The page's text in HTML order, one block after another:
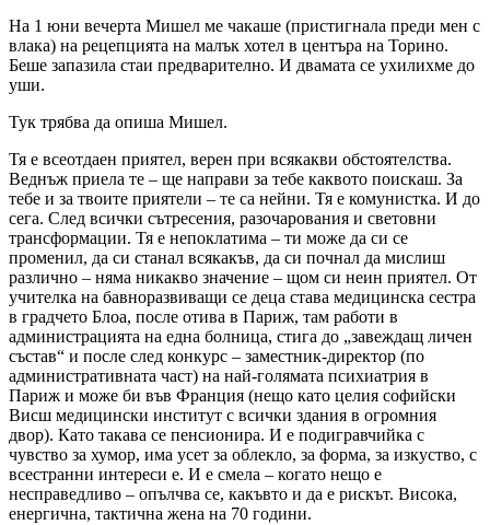
На 1 юни вечерта Мишел ме чакаше (пристигнала преди мен с
влака) на рецепцията на малък хотел в центъра на Торино.
Беше запазила стаи предварително. И двамата се ухилихме до
уши.
Тук трябва да опиша Мишел.
Тя е всеотдаен приятел, верен при всякакви обстоятелства.
Веднъж приела те – ще направи за тебе каквото поискаш. За
тебе и за твоите приятели – те са нейни. Тя е комунистка. И до
сега. След всички сътресения, разочарования и световни
трансформации. Тя е непоклатима – ти може да си се
променил, да си станал всякакъв, да си почнал да мислиш
различно – няма никакво значение – щом си неин приятел. От
учителка на бавноразвиващи се деца става медицинска сестра
в градчето Блоа, после отива в Париж, там работи в
администрацията на една болница, стига до „завеждащ личен
състав“ и после след конкурс – заместник-директор (по
административната част) на най-голямата психиатрия в
Париж и може би във Франция (нещо като целия софийски
Висш медицински институт с всички здания в огромния
двор). Като такава се пенсионира. И е подигравчийка с
чувство за хумор, има усет за облекло, за форма, за изкуство, с
всестранни интереси е. И е смела – когато нещо е
несправедливо – опълчва се, какъвто и да е рискът. Висока,
енергична, тактична жена на 70 години.